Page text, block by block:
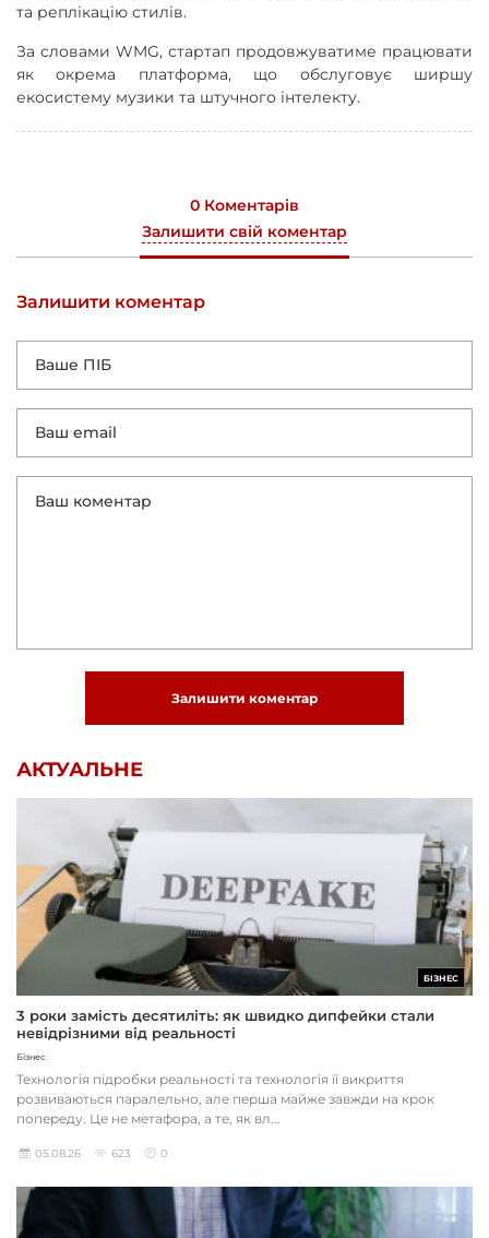
та реплікацію стилів.
За словами WMG, стартап продовжуватиме працювати
як окрема платформа, що обслуговує ширшу
екосистему музики та штучного інтелекту.
0 Коментарів
Залишити свій коментар
Залишити коментар
Залишити коментар
АКТУАЛЬНЕ
БІЗНЕС
3 роки замість десятиліть: як швидко дипфейки стали
невідрізними від реальності
Бізнес
Технологія підробки реальності та технологія її викриття
розвиваються паралельно, але перша майже завжди на крок
попереду. Це не метафора, а те, як вл...
05.08.26 623 0